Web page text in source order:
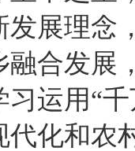
发展理念
融合发展
习运用“
代化和农